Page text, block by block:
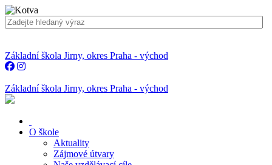
Základní škola Jirny, okres Praha - východ
Základní škola Jirny, okres Praha - východ
O škole
Aktuality
Zájmové útvary